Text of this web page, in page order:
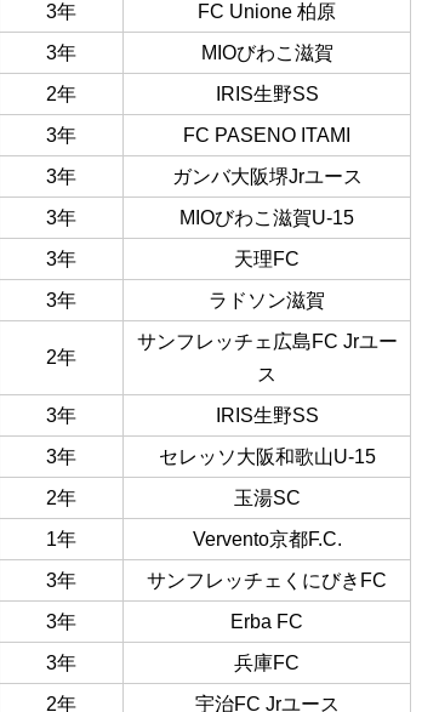
3年
FC Unione 柏原
3年
MIOびわこ滋賀
2年
IRIS生野SS
3年
FC PASENO ITAMI
3年
ガンバ大阪堺Jrユース
3年
MIOびわこ滋賀U-15
3年
天理FC
3年 ラドソン滋賀
2年
サンフレッチェ広島FC Jrユー
ス
3年
IRIS生野SS
3年
セレッソ大阪和歌山U-15
2年
玉湯SC
1年
Vervento京都F.C.
3年
サンフレッチェくにびきFC
3年
Erba FC
3年
兵庫FC
2年 宇治FC Jrユース